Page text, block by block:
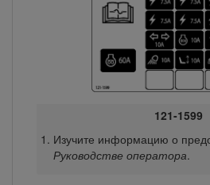
121-1599
Изучите информацию о
Руководстве оператора.